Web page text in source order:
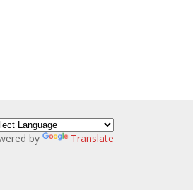
by Translate